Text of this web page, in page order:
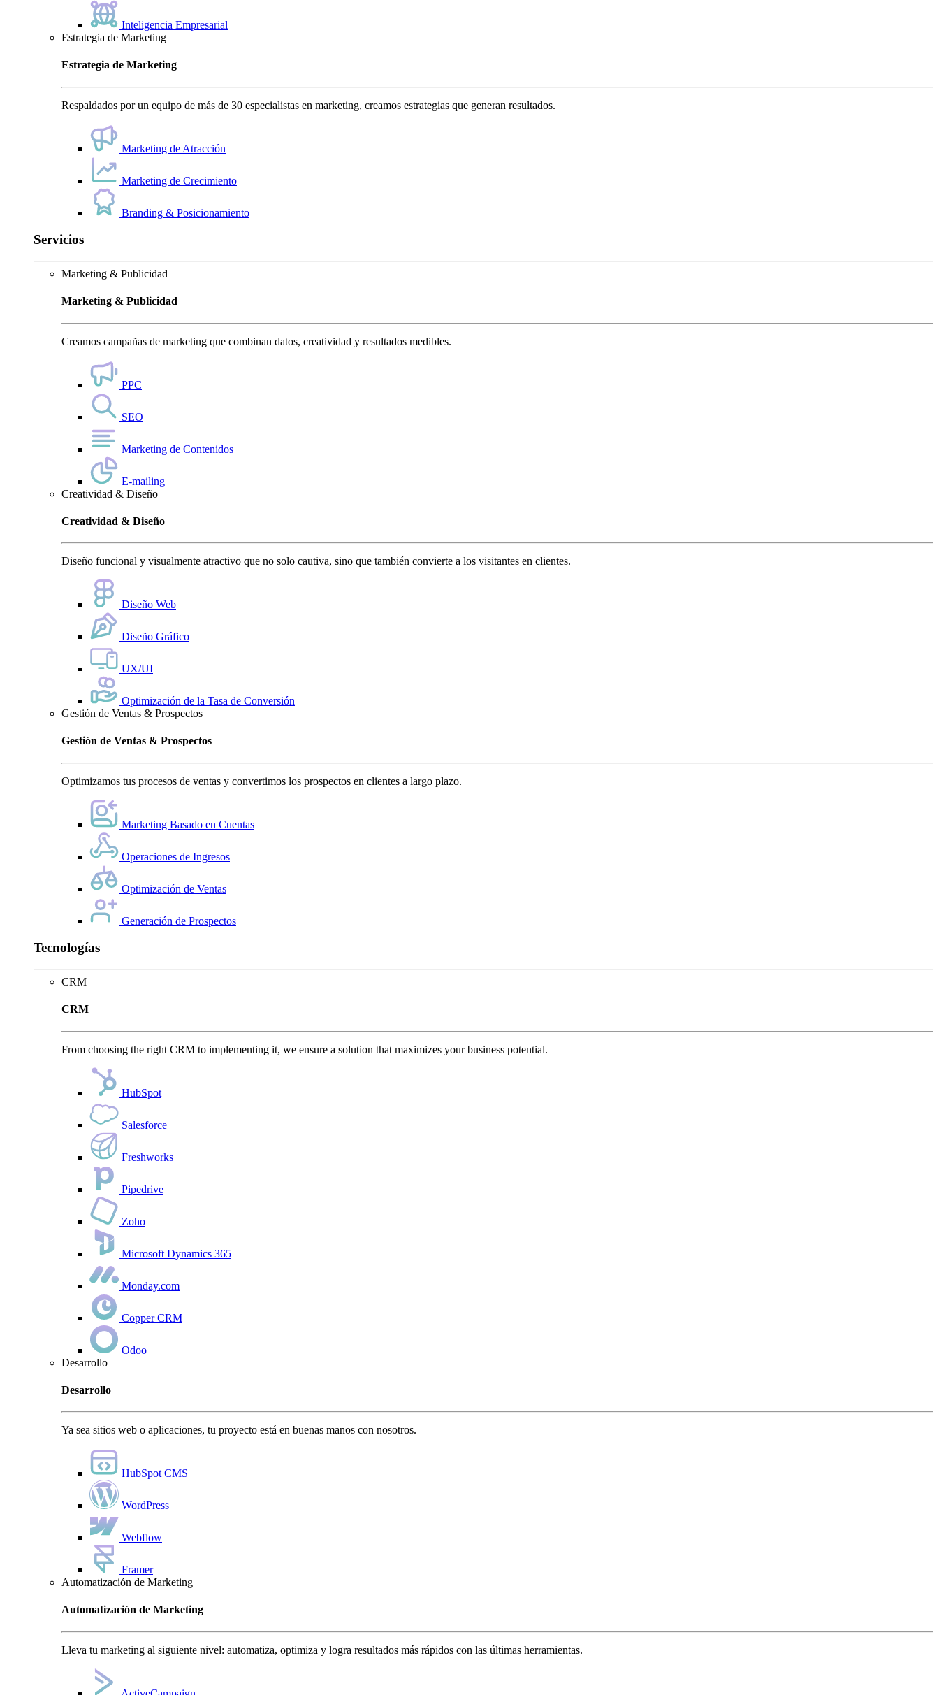
Inteligencia Empresarial
Estrategia de Marketing
Estrategia de Marketing
Respaldados por un equipo de más de 30 especialistas en marketing, creamos estrategias que generan resultados.
Marketing de Atracción
Marketing de Crecimiento
Branding & Posicionamiento
Servicios
Marketing & Publicidad
Marketing & Publicidad
Creamos campañas de marketing que combinan datos, creatividad y resultados medibles.
PPC
SEO
Marketing de Contenidos
E-mailing
Creatividad & Diseño
Creatividad & Diseño
Diseño funcional y visualmente atractivo que no solo cautiva, sino que también convierte a los visitantes en clientes.
Diseño Web
Diseño Gráfico
UX/UI
Optimización de la Tasa de Conversión
Gestión de Ventas & Prospectos
Gestión de Ventas & Prospectos
Optimizamos tus procesos de ventas y convertimos los prospectos en clientes a largo plazo.
Marketing Basado en Cuentas
Operaciones de Ingresos
Optimización de Ventas
Generación de Prospectos
Tecnologías
CRM
CRM
From choosing the right CRM to implementing it, we ensure a solution that maximizes your business potential.
HubSpot
Salesforce
Freshworks
Pipedrive
Zoho
Microsoft Dynamics 365
Monday.com
Copper CRM
Odoo
Desarrollo
Desarrollo
Ya sea sitios web o aplicaciones, tu proyecto está en buenas manos con nosotros.
HubSpot CMS
WordPress
Webflow
Framer
Automatización de Marketing
Automatización de Marketing
Lleva tu marketing al siguiente nivel: automatiza, optimiza y logra resultados más rápidos con las últimas herramientas.